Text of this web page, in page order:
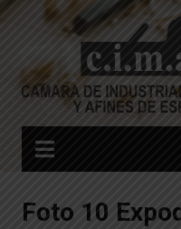
Skip
Foto 10